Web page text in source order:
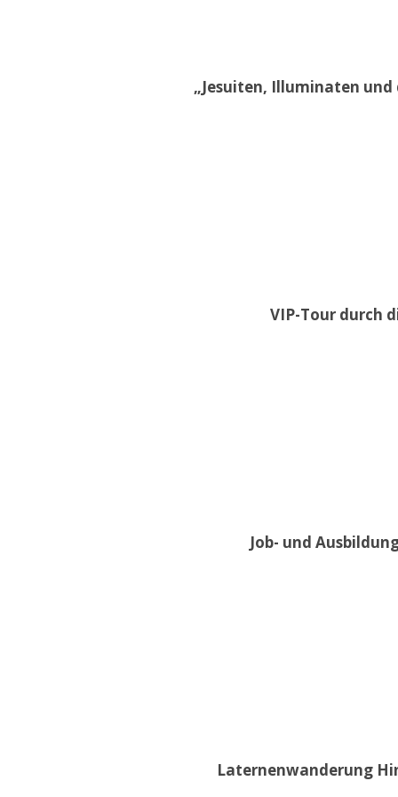
„Jesuiten, Illuminaten und
VIP-Tour durch
Job- und
Laternenwanderung